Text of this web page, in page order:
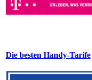
Die besten Handy-Tarife